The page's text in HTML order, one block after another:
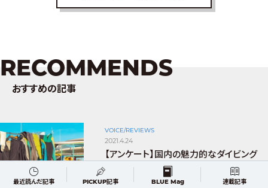
RECOMMENDS
おすすめの記事
VOICE/REVIEWS
2021.4.24
【アンケート】国内の魅力的なダイビング
ショップを教えてください〜Amazonギ
フト券当たる！〜
最近読んだ記事 PICKUP記事 BLUE Mag 連載記事